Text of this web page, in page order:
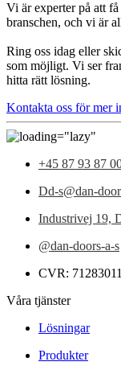
Vi är experter på att
branschen, och vi är
Ring oss idag eller
som möjligt. Vi ser
hitta rätt lösning.
Kontakta oss för mer
+45 87 93 87
Dd-s@dan-
Industrivej 19,
@dan-doors-a-s
CVR: 71283011
Våra tjänster
Lösningar
Produkter